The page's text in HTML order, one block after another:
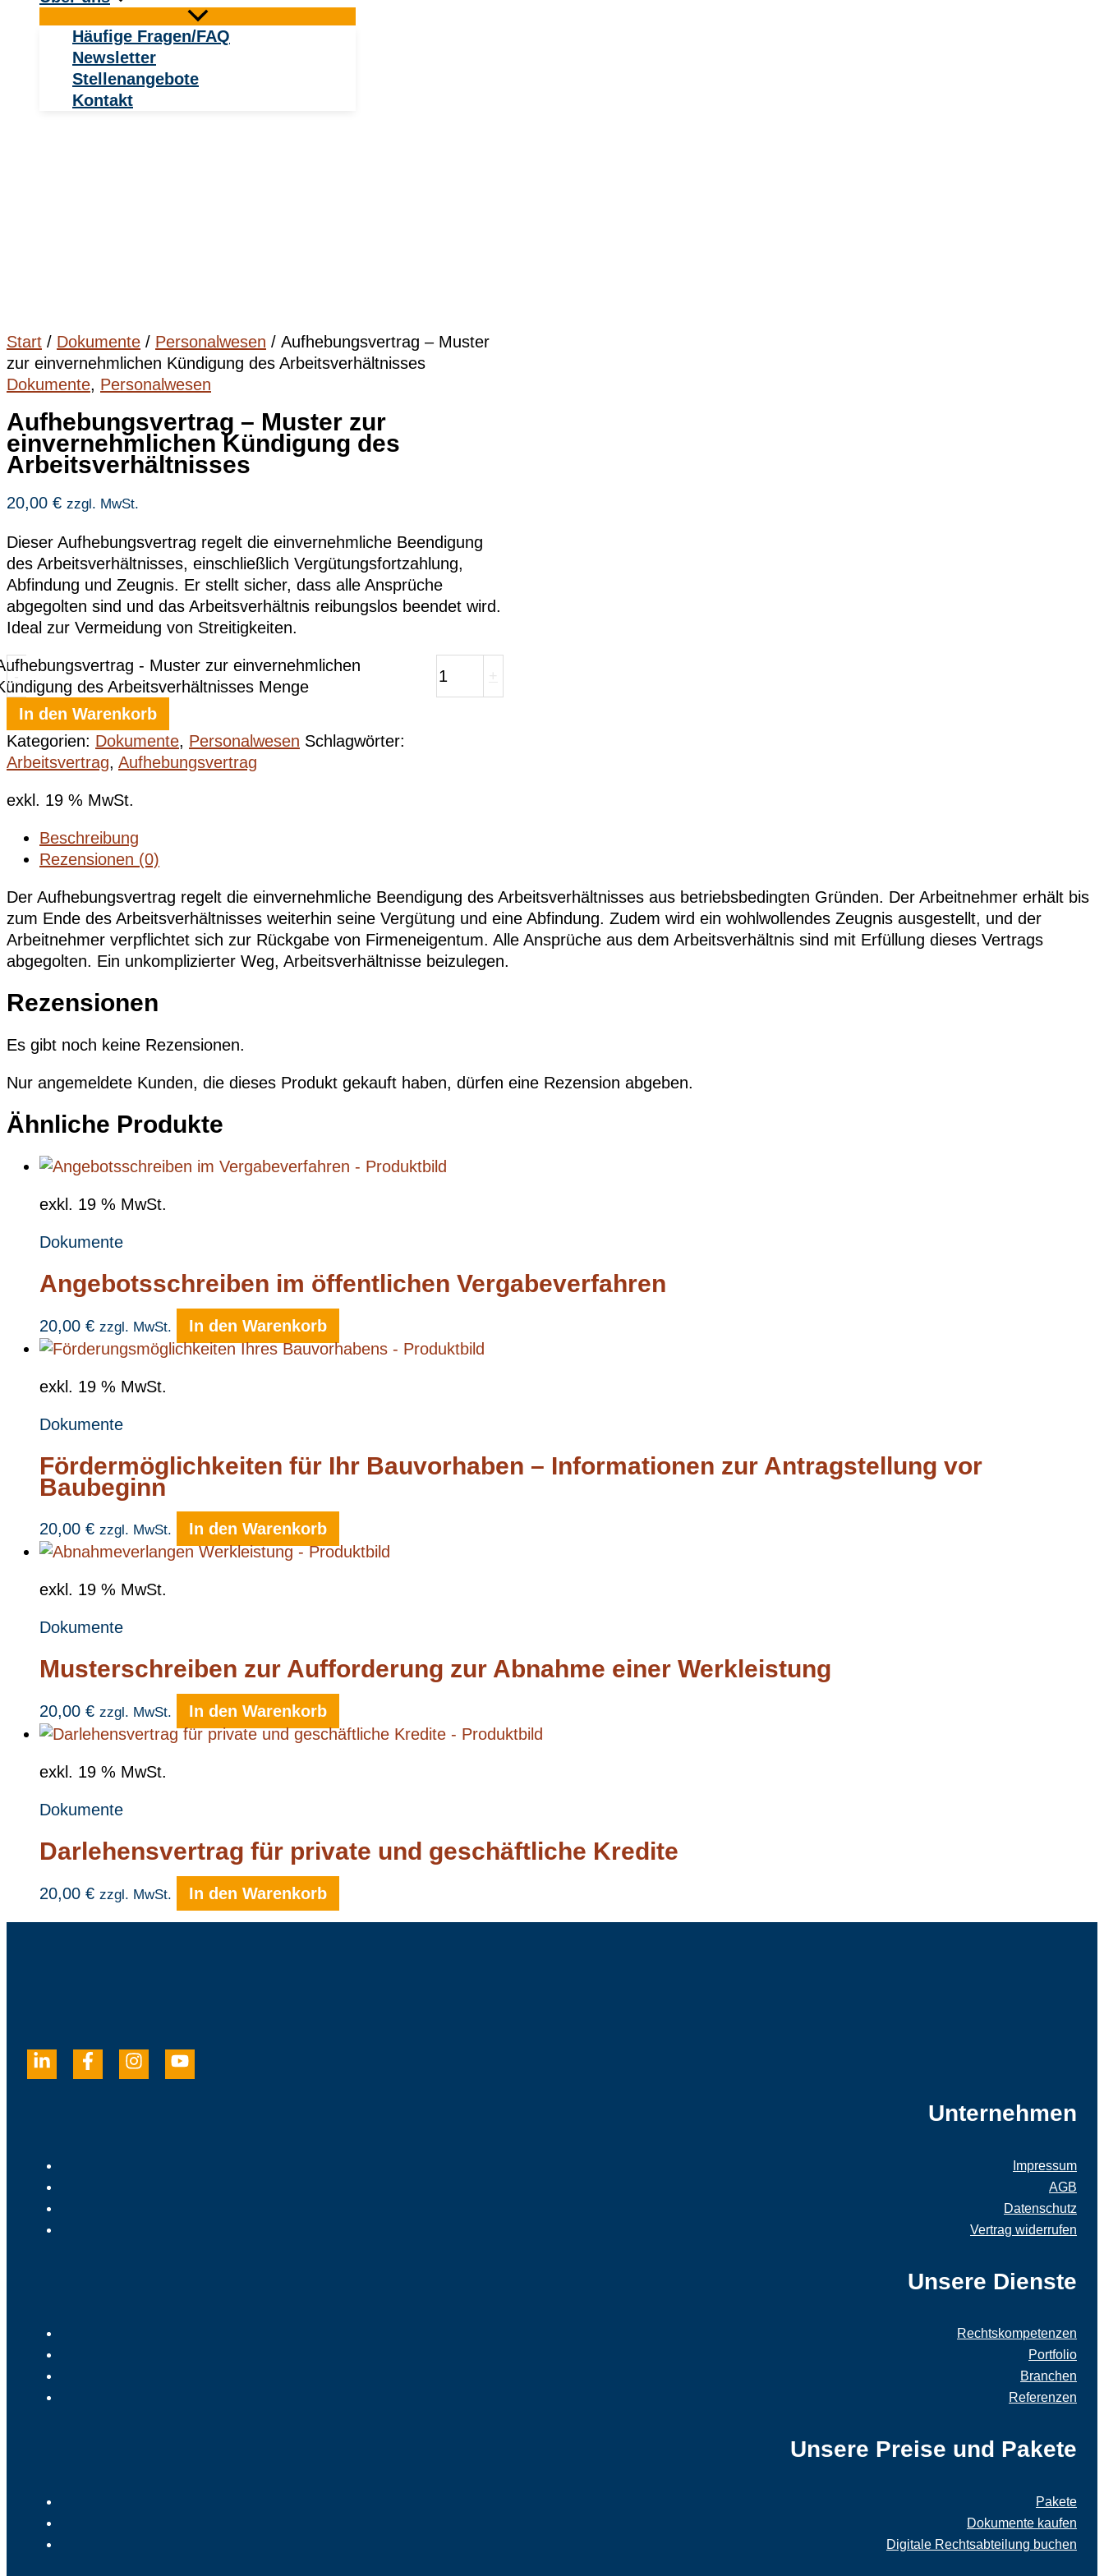
Häufige Fragen/FAQ
Newsletter
Stellenangebote
Kontakt
Start / Dokumente / Personalwesen / Aufhebungsvertrag – Muster
zur einvernehmlichen Kündigung des Arbeitsverhältnisses
Dokumente, Personalwesen
Aufhebungsvertrag – Muster zur
einvernehmlichen Kündigung des
Arbeitsverhältnisses
20,00 € zzgl. MwSt.
Dieser Aufhebungsvertrag regelt die einvernehmliche Beendigung
des Arbeitsverhältnisses, einschließlich Vergütungsfortzahlung,
Abfindung und Zeugnis. Er stellt sicher, dass alle Ansprüche
abgegolten sind und das Arbeitsverhältnis reibungslos beendet wird.
Ideal zur Vermeidung von Streitigkeiten.
-
- Muster zur einvernehmlichen
des Arbeitsverhältnisses Menge
In den Warenkorb
Kategorien: Dokumente, Personalwesen Schlagwörter:
Arbeitsvertrag, Aufhebungsvertrag
exkl. 19 % MwSt.
Beschreibung
Rezensionen (0)
Der Aufhebungsvertrag regelt die einvernehmliche Beendigung des Arbeitsverhältnisses aus betriebsbedingten Gründen. Der Arbeitnehmer erhält bis
zum Ende des Arbeitsverhältnisses weiterhin seine Vergütung und eine Abfindung. Zudem wird ein wohlwollendes Zeugnis ausgestellt, und der
Arbeitnehmer verpflichtet sich zur Rückgabe von Firmeneigentum. Alle Ansprüche aus dem Arbeitsverhältnis sind mit Erfüllung dieses Vertrags
abgegolten. Ein unkomplizierter Weg, Arbeitsverhältnisse beizulegen.
Rezensionen
Es gibt noch keine Rezensionen.
Nur angemeldete Kunden, die dieses Produkt gekauft haben, dürfen eine Rezension abgeben.
Ähnliche Produkte
exkl. 19 % MwSt.
Dokumente
Angebotsschreiben im öffentlichen Vergabeverfahren
20,00 € zzgl. MwSt. In den Warenkorb
exkl. 19 % MwSt.
Dokumente
Fördermöglichkeiten für Ihr Bauvorhaben – Informationen zur Antragstellung vor
Baubeginn
20,00 € zzgl. MwSt. In den Warenkorb
exkl. 19 % MwSt.
Dokumente
Musterschreiben zur Aufforderung zur Abnahme einer Werkleistung
20,00 € zzgl. MwSt. In den Warenkorb
exkl. 19 % MwSt.
Dokumente
Darlehensvertrag für private und geschäftliche Kredite
20,00 € zzgl. MwSt. In den Warenkorb
Unternehmen
Impressum
AGB
Datenschutz
Vertrag widerrufen
Unsere Dienste
Rechtskompetenzen
Portfolio
Branchen
Referenzen
Unsere Preise und Pakete
Pakete
Dokumente kaufen
Digitale Rechtsabteilung buchen